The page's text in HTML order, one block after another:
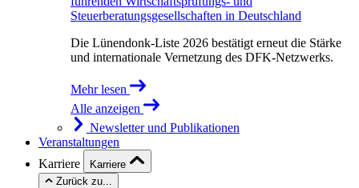
Steuerberatungsgesellschaften in Deutschland
Die Lünendonk-Liste 2026 bestätigt erneut die Stärke
und internationale Vernetzung des DFK-Netzwerks.
Mehr lesen
Alle anzeigen
Newsletter und Publikationen
Veranstaltungen
Karriere
Karriere
Zurück zu...